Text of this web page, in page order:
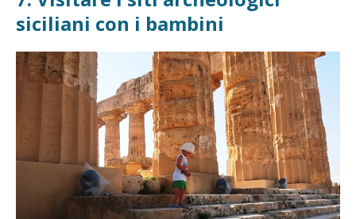
siciliani con i bambini